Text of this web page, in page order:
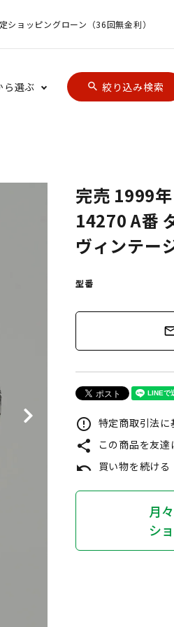
ショッピングローン（36回無金利）
ら選ぶ search 絞り込み検索
完売 1999
14270 A番
ヴィンテー
型番
error_outline 特定商取引法
share この商品を友達
undo 買い物を続ける
月
シ